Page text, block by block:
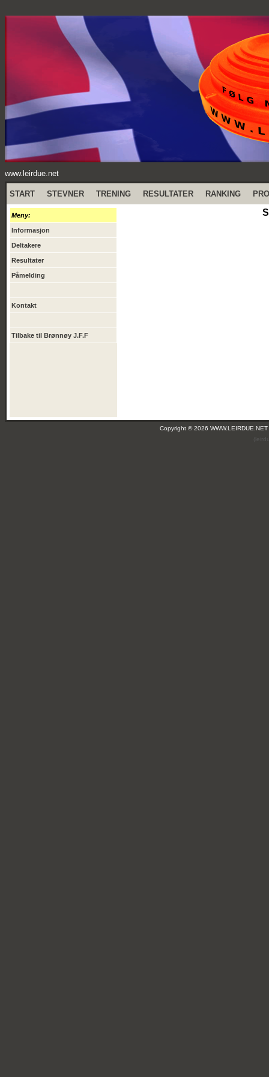
www.leirdue.net
START STEVNER TRENING RESULTATER RANKING
Meny:
Informasjon
Deltakere
Resultater
Påmelding
Kontakt
Tilbake til Brønnøy J.F.F
Copyright © 2026